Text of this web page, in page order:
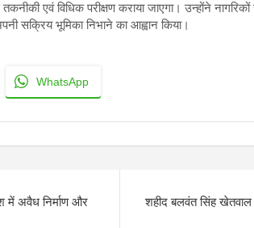
तकनीकी एवं विधिक परीक्षण कराया जाएगा। उन्होंने
सक्रिय भूमिका निभाने का आह्वान किया।
WhatsApp
में अवैध निर्माण और
शहीद बलवंत सिंह खेतवाल